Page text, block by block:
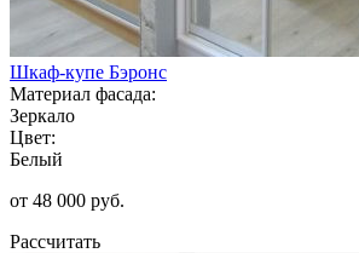
Шкаф-купе Бэронс
Материал фасада:
Зеркало
Цвет:
Белый
от 48 000 руб.
Рассчитать